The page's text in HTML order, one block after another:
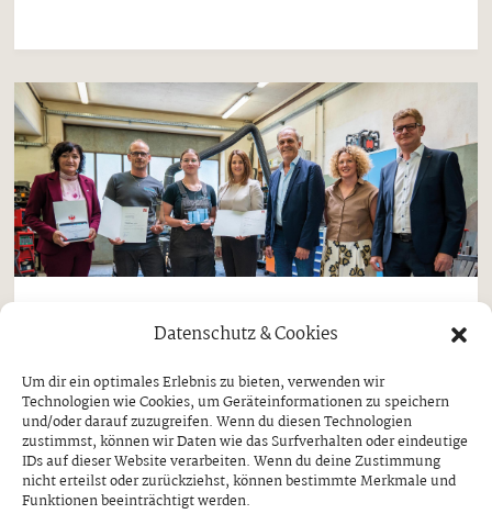
Datenschutz & Cookies
Um dir ein optimales Erlebnis zu bieten, verwenden wir
Technologien wie Cookies, um Geräteinformationen zu speichern
und/oder darauf zuzugreifen. Wenn du diesen Technologien
zustimmst, können wir Daten wie das Surfverhalten oder eindeutige
IDs auf dieser Website verarbeiten. Wenn du deine Zustimmung
nicht erteilst oder zurückziehst, können bestimmte Merkmale und
Funktionen beeinträchtigt werden.
„Lehrling des Monats“ kommt aus
Ginzling
MAGDALENA KERN ERHIELT
AUSZEICHNUNG DURCH ARBEITS- UND
JUGENDLANDESRÄTIN ASTRID MAIR